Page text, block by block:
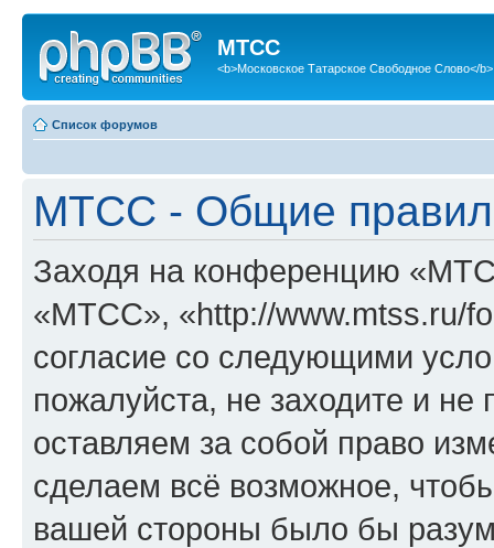
МТСС
<b>Московское Татарское Свободное Слово</b>
Список форумов
МТСС - Общие
Заходя на конференцию
«МТСС», «http://www.mtss.ru/
согласие со следующими
пожалуйста, не заходите и
оставляем за собой право
сделаем всё возможное,
вашей стороны было бы